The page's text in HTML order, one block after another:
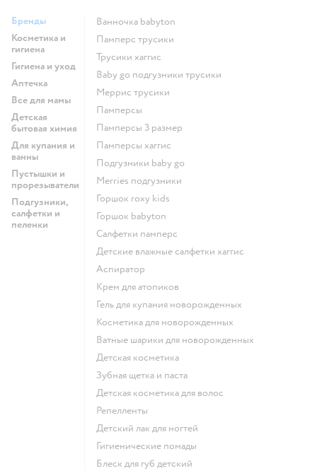
Бренды
Косметика и
гигиена
Гигиена и уход
Аптечка
Все для мамы
Детская
бытовая химия
Для купания и
ванны
Пустышки и
прорезыватели
Подгузники,
салфетки и
пеленки
ванночка babyton
памперс трусики
трусики хаггис
baby go подгузники трусики
меррис трусики
памперсы
памперсы 3 размер
памперсы хаггис
подгузники baby go
merries подгузники
горшок roxy kids
горшок babyton
салфетки памперс
детские влажные салфетки хаггис
аспиратор
крем для атопиков
гель для купания новорожденных
косметика для новорожденных
ватные шарики для новорожденных
детская косметика
зубная щетка и паста
детская косметика для волос
репелленты
детский лак для ногтей
гигиенические помады
блеск для губ детский